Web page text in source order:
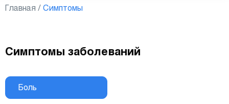
Главная / Симптомы
Симптомы заболеваний
Боль